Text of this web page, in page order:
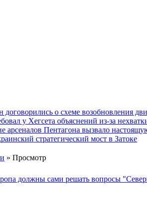
о схеме возобновления
у Хегсета объяснений из-за
арсеналов Пентагона вызвало
стратегический мост в Затоке
» Просмотр
должны сами решать вопросы